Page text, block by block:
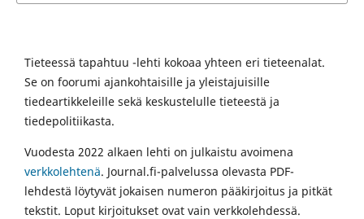
Tieteessä tapahtuu -lehti kokoaa yhteen eri tieteenalat.
Se on foorumi ajankohtaisille ja yleistajuisille
tiedeartikkeleille sekä keskustelulle tieteestä ja
tiedepolitiikasta.
Vuodesta 2022 alkaen lehti on julkaistu avoimena
verkkolehtenä. Journal.fi-palvelussa olevasta PDF-
lehdestä löytyvät jokaisen numeron pääkirjoitus ja pitkät
tekstit. Loput kirjoitukset ovat vain verkkolehdessä.